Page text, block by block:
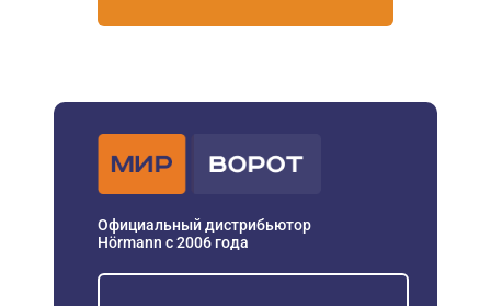
Официальный дистрибьютор
Hörmann с 2006 года